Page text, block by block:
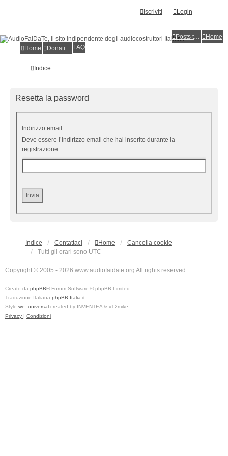
Login
Iscriviti
Posts toplist
Home
Home
Donations FAQ
Indice
Resetta la password
Indirizzo email:
Deve essere l’indirizzo email che hai inserito durante la
registrazione.
Indice Contattaci Home
Cancella cookie
Tutti gli orari sono UTC
Copyright © 2005 - 2026 www.audiofaidate.org All rights reserved.
Creato da phpBB® Forum Software © phpBB Limited
Traduzione Italiana phpBB-Italia.it
Style we_universal created by INVENTEA & v12mike
Privacy | Condizioni